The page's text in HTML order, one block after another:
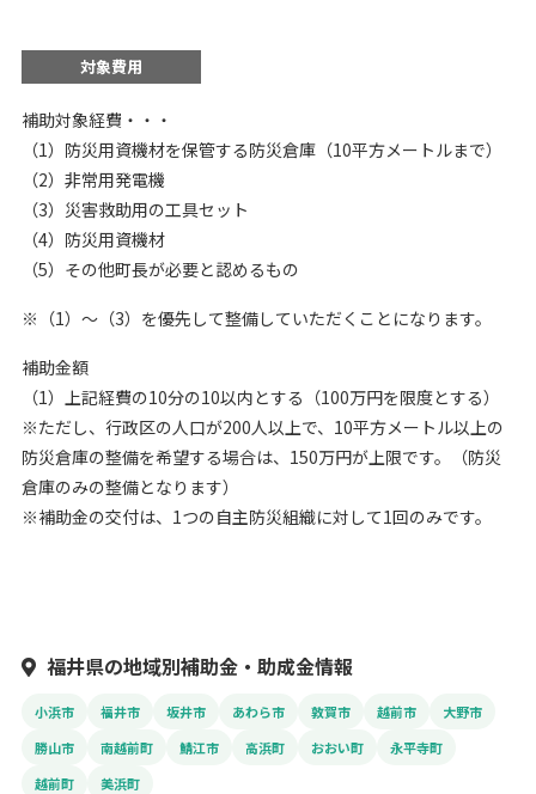
対象費用
補助対象経費・・・
（1）防災用資機材を保管する防災倉庫（10平方メートルまで）
（2）非常用発電機
（3）災害救助用の工具セット
（4）防災用資機材
（5）その他町長が必要と認めるもの
※（1）～（3）を優先して整備していただくことになります。
補助金額
（1）上記経費の10分の10以内とする（100万円を限度とする）
※ただし、行政区の人口が200人以上で、10平方メートル以上の
防災倉庫の整備を希望する場合は、150万円が上限です。（防災
倉庫のみの整備となります）
※補助金の交付は、1つの自主防災組織に対して1回のみです。
福井県の地域別補助金・助成金情報
小浜市 福井市 坂井市 あわら市 敦賀市 越前市
大野市
勝山市
南越前町 鯖江市 高浜町 おおい町
永平寺町
越前町
美浜町